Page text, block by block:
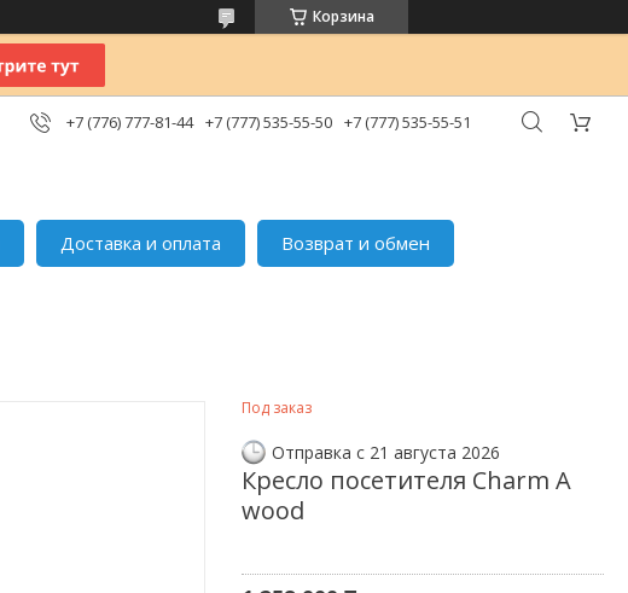
Корзина
+7 (776) 777-81-44 +7 (777) 535-55-50 +7 (777) 535-55-51
Доставка и оплата Возврат и обмен
Под заказ
Отправка с 21 августа 2026
Кресло посетителя Charm A
wood